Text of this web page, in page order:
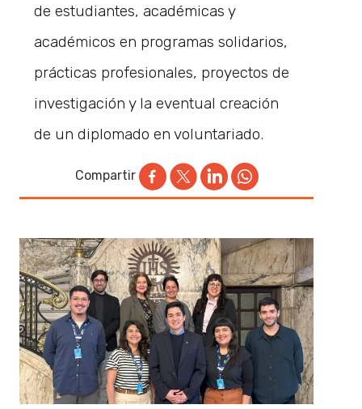
de estudiantes, académicas y
académicos en programas solidarios,
prácticas profesionales, proyectos de
investigación y la eventual creación
de un diplomado en voluntariado.
Compartir